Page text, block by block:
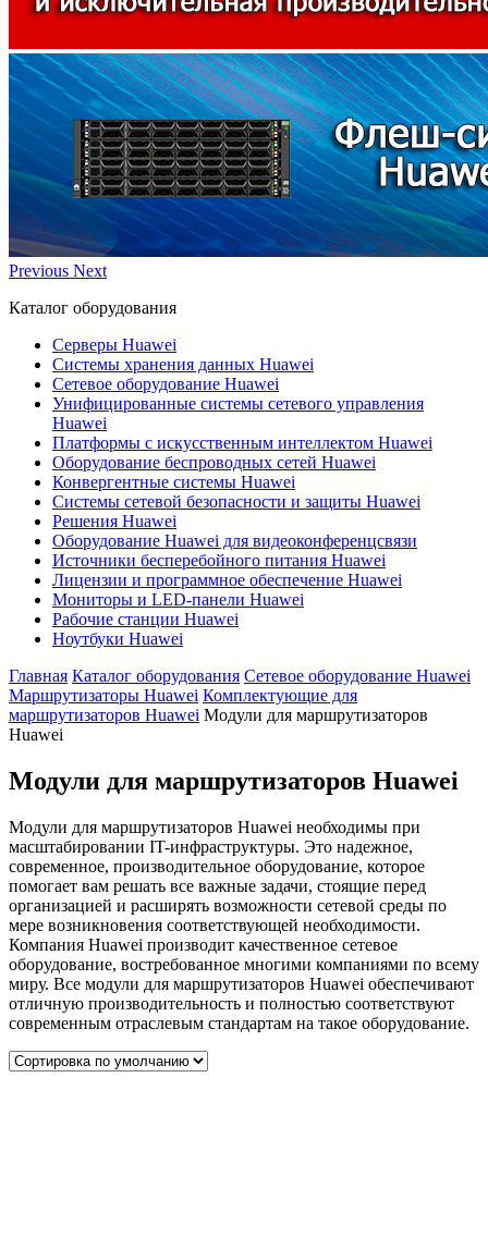
Previous Next
Каталог оборудования
Серверы Huawei
Системы хранения данных Huawei
Сетевое оборудование Huawei
Унифицированные системы сетевого управления
Huawei
Платформы с искусственным интеллектом Huawei
Оборудование беспроводных сетей Huawei
Конвергентные системы Huawei
Системы сетевой безопасности и защиты Huawei
Решения Huawei
Оборудование Huawei для видеоконференцсвязи
Источники бесперебойного питания Huawei
Лицензии и программное обеспечение Huawei
Мониторы и LED-панели Huawei
Рабочие станции Huawei
Ноутбуки Huawei
Главная Каталог оборудования Сетевое оборудование Huawei
Маршрутизаторы Huawei Комплектующие для
маршрутизаторов Huawei Модули для маршрутизаторов
Huawei
Модули для маршрутизаторов Huawei
Модули для маршрутизаторов Huawei необходимы при
масштабировании IT-инфраструктуры. Это надежное,
современное, производительное оборудование, которое
помогает вам решать все важные задачи, стоящие перед
организацией и расширять возможности сетевой среды по
мере возникновения соответствующей необходимости.
Компания Huawei производит качественное сетевое
оборудование, востребованное многими компаниями по всему
миру. Все модули для маршрутизаторов Huawei обеспечивают
отличную производительность и полностью соответствуют
современным отраслевым стандартам на такое оборудование.